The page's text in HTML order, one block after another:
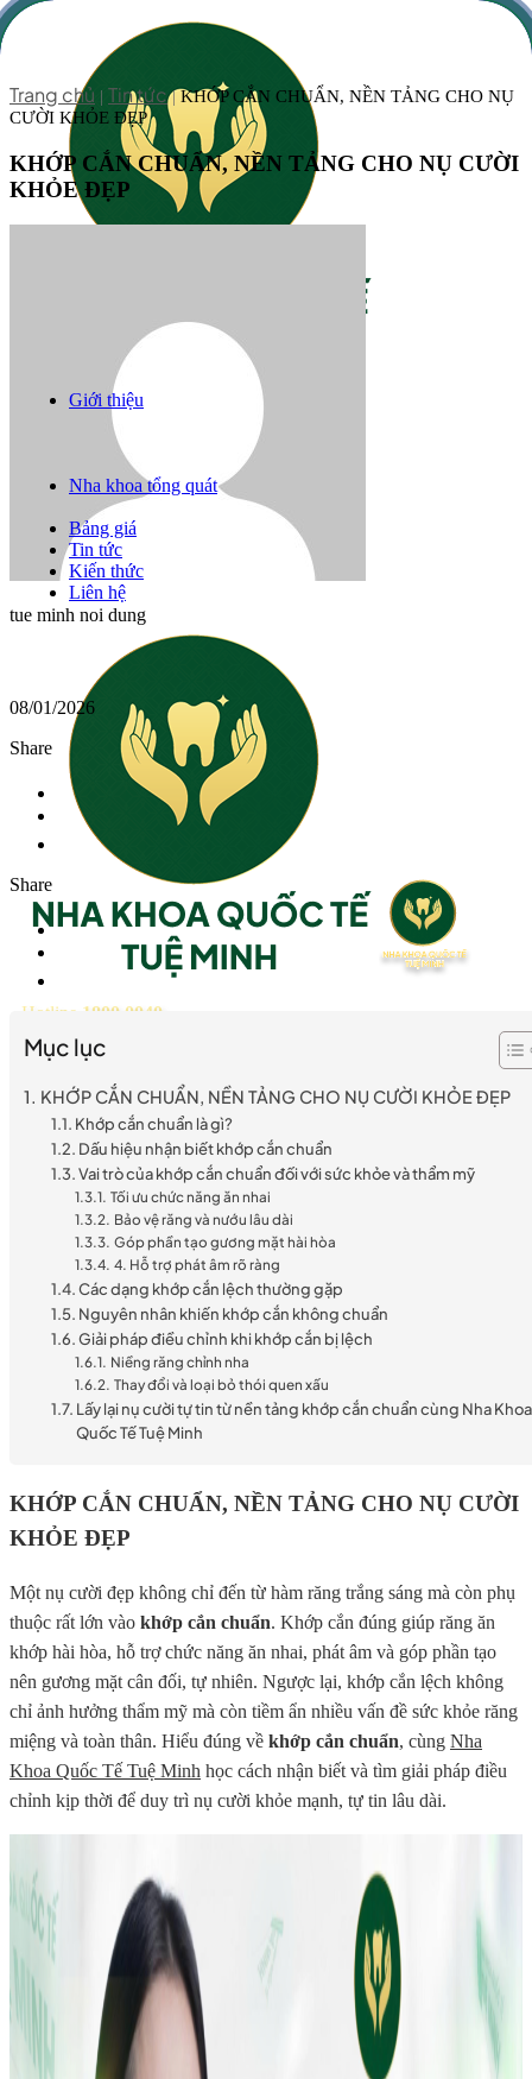
Giới thiệu
Răng sứ thẩm mỹ
Niềng răng
Trồng răng implant
Nha khoa tổng quát
Câu chuyện khách hàng
Bảng giá
Tin tức
Kiến thức
Liên hệ
Hotline 1800 0040
Trang chủ | Tin tức|KHỚP CẮN CHUẨN, NỀN TẢNG CHO NỤ
CƯỜI KHỎE ĐẸP
KHỚP CẮN CHUẨN, NỀN TẢNG CHO NỤ CƯỜI
KHỎE ĐẸP
tue minh noi dung
08/01/2026
Share
Share
Mục lục
KHỚP CẮN CHUẨN, NỀN TẢNG CHO NỤ CƯỜI KHỎE ĐẸP
Khớp cắn chuẩn là gì?
Dấu hiệu nhận biết khớp cắn chuẩn
Vai trò của khớp cắn chuẩn đối với sức khỏe và thẩm mỹ
Tối ưu chức năng ăn nhai
Bảo vệ răng và nướu lâu dài
Góp phần tạo gương mặt hài hòa
4. Hỗ trợ phát âm rõ ràng
Các dạng khớp cắn lệch thường gặp
Nguyên nhân khiến khớp cắn không chuẩn
Giải pháp điều chỉnh khi khớp cắn bị lệch
Niềng răng chỉnh nha
Thay đổi và loại bỏ thói quen xấu
Lấy lại nụ cười tự tin từ nền tảng khớp cắn chuẩn cùng Nha Khoa
Quốc Tế Tuệ Minh
KHỚP CẮN CHUẨN, NỀN TẢNG CHO NỤ CƯỜI
KHỎE ĐẸP
Một nụ cười đẹp không chỉ đến từ hàm răng trắng sáng mà còn phụ
thuộc rất lớn vào khớp cắn chuẩn. Khớp cắn đúng giúp răng ăn
khớp hài hòa, hỗ trợ chức năng ăn nhai, phát âm và góp phần tạo
nên gương mặt cân đối, tự nhiên. Ngược lại, khớp cắn lệch không
chỉ ảnh hưởng thẩm mỹ mà còn tiềm ẩn nhiều vấn đề sức khỏe răng
miệng và toàn thân. Hiểu đúng về khớp cắn chuẩn, cùng Nha
Khoa Quốc Tế Tuệ Minh học cách nhận biết và tìm giải pháp điều
chỉnh kịp thời để duy trì nụ cười khỏe mạnh, tự tin lâu dài.